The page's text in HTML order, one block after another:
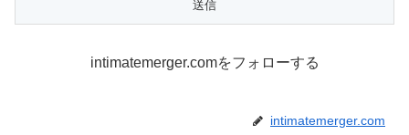
intimatemerger.comをフォローする
intimatemerger.com